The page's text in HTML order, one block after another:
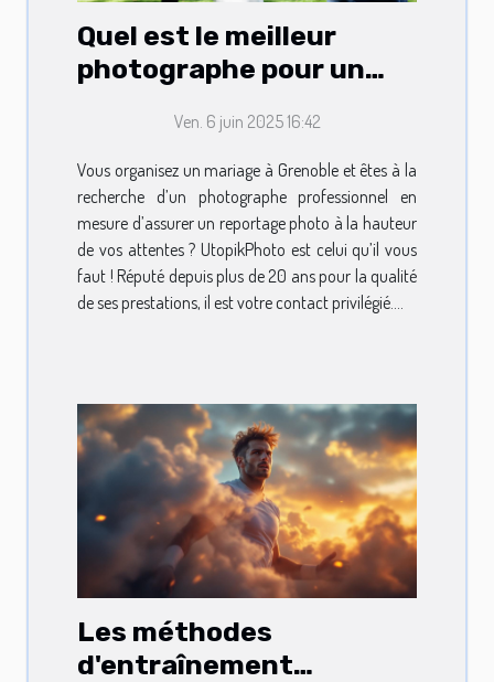
Quel est le meilleur
photographe pour un
Ven. 6 juin 2025 16:42
Vous organisez un mariage à Grenoble et êtes à la
recherche d’un photographe professionnel en
mesure d’assurer un reportage photo à la hauteur
de vos attentes ? UtopikPhoto est celui qu’il vous
faut ! Réputé depuis plus de 20 ans pour la qualité
de ses prestations, il est votre contact privilégié....
Les méthodes
d'entraînement